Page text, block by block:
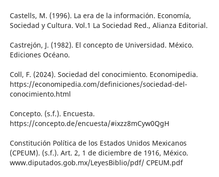
Castells, M. (1996). La era de la información. Economía,
Sociedad y Cultura. Vol.1 La Sociedad Red., Alianza Editorial.
Castrejón, J. (1982). El concepto de Universidad. México.
Ediciones Océano.
Coll, F. (2024). Sociedad del conocimiento. Economipedia.
https://economipedia.com/definiciones/sociedad-del-
conocimiento.html
Concepto. (s.f.). Encuesta.
https://concepto.de/encuesta/#ixzz8mCyw0QgH
Constitución Política de los Estados Unidos Mexicanos
(CPEUM). (s.f.). Art. 2, 1 de diciembre de 1916, México.
www.diputados.gob.mx/LeyesBiblio/pdf/ CPEUM.pdf